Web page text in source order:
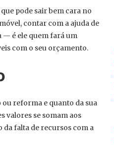
pode sair bem cara no
contar com a ajuda de
— é ele quem fará um
com o seu orçamento.
reforma e quanto da sua
valores se somam aos
da falta de recursos com a